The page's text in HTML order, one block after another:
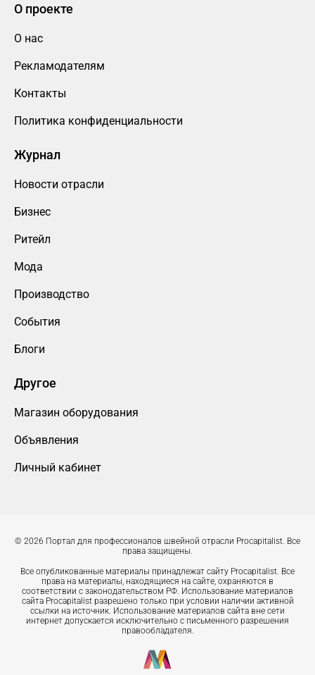
О проекте
О нас
Рекламодателям
Контакты
Политика конфиденциальности
Журнал
Новости отрасли
Бизнес
Ритейл
Мода
Производство
События
Блоги
Другое
Магазин оборудования
Объявления
Личный кабинет
© 2026 Портал для профессионалов швейной отрасли Procapitalist. Все
права защищены.
Все опубликованные материалы принадлежат сайту Procapitalist. Все
права на материалы, находящиеся на сайте, охраняются в
соответствии с законодательством РФ. Использование материалов
сайта Procapitalist разрешено только при условии наличии активной
ссылки на источник. Использование материалов сайта вне сети
интернет допускается исключительно с письменного разрешения
правообладателя.